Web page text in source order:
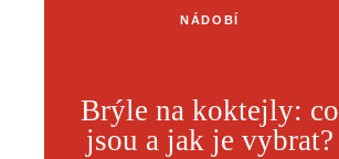
NÁDOBÍ
Brýle na koktejly: co
jsou a jak je vybrat?